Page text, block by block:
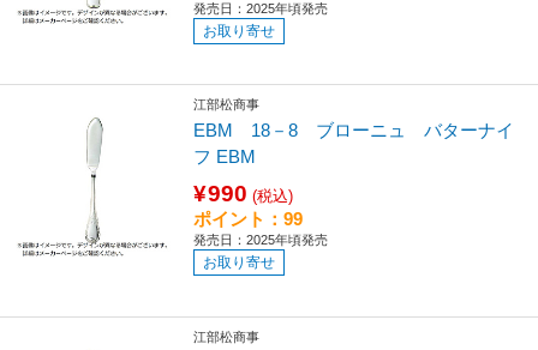
発売日：2025年頃発売
お取り寄せ
江部松商事
EBM 18－8 ブローニュ バターナイ
フ EBM
¥990 (税込)
ポイント：99
発売日：2025年頃発売
お取り寄せ
江部松商事